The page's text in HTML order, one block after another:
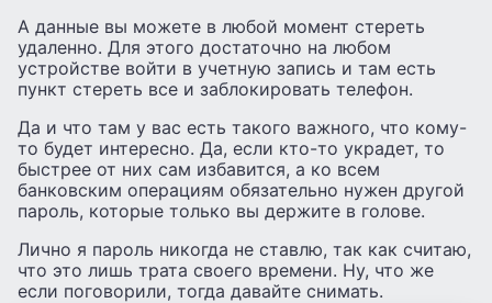
А данные вы можете в любой момент стереть
удаленно. Для этого достаточно на любом
устройстве войти в учетную запись и там есть
пункт стереть все и заблокировать телефон.
Да и что там у вас есть такого важного, что кому-
то будет интересно. Да, если кто-то украдет, то
быстрее от них сам избавится, а ко всем
банковским операциям обязательно нужен другой
пароль, которые только вы держите в голове.
Лично я пароль никогда не ставлю, так как считаю,
что это лишь трата своего времени. Ну, что же
если поговорили, тогда давайте снимать.